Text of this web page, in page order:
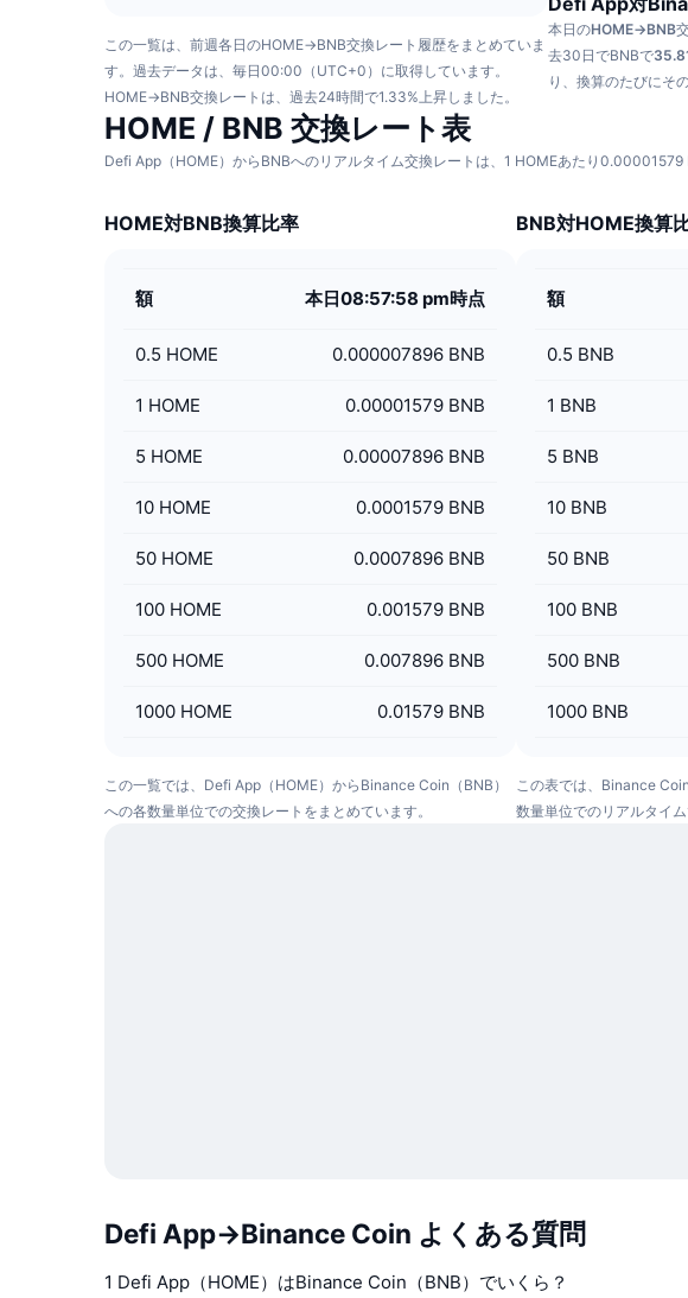
この一覧は、前週各日のHOME→BNB交換レート履歴をまとめていま
す。過去データは、毎日00:00（UTC+0）に取得しています。
HOME→BNB交換レートは、過去24時間で1.33%上昇しました。
本日のHOME→BNB
去30日でBNBで
り、換算のたびにそ
HOME / BNB 交換レート表
Defi App（HOME）からBNBへのリアルタイム交換レートは、1 HOMEあたり
HOME対BNB換算比率
額 本日08:57:58 pm時点
0.5 HOME 0.000007896 BNB
1 HOME 0.00001579 BNB
5 HOME 0.00007896 BNB
10 HOME 0.0001579 BNB
50 HOME 0.0007896 BNB
100 HOME 0.001579 BNB
500 HOME 0.007896 BNB
1000 HOME 0.01579 BNB
この一覧では、Defi App（HOME）からBinance Coin（BNB）
への各数量単位での交換レートをまとめています。
BNB対HOME換算
額
0.5 BNB
1 BNB
5 BNB
10 BNB
50 BNB
100 BNB
500 BNB
1000 BNB
この表では、Binance
数量単位でのリアルタイ
Defi App→Binance Coin よくある質問
1 Defi App（HOME）はBinance Coin（BNB）でいくら？